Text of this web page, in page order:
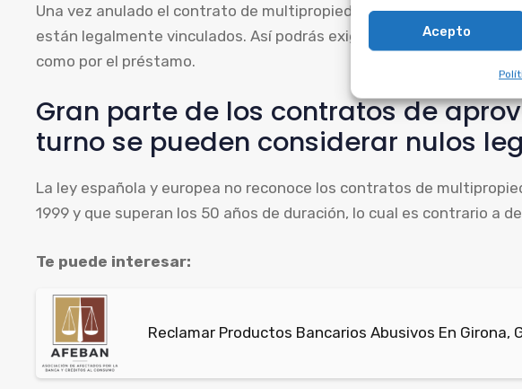
Acepto
Una vez anulado el contrato de multipropiedad, se puede solicitar la
están legalmente vinculados. Así podrás exigir los importes
como por el préstamo.
Gran parte de los contratos de
turno se pueden considerar nulos
La ley española y europea no reconoce los contratos de
1999 y que superan los 50 años de duración, lo cual es contrario a
Te puede interesar:
Reclamar Productos Bancarios Abusivos En Girona,